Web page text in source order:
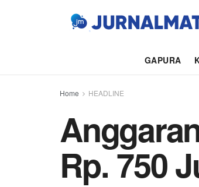
GAPURA
Home HEADLINE
Rp. 750